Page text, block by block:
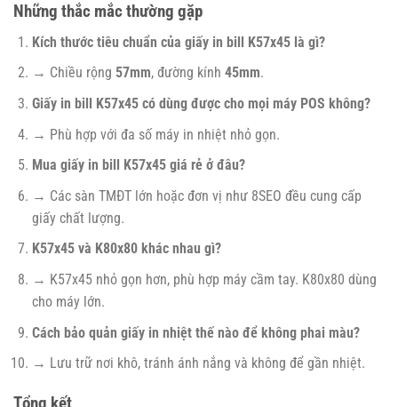
Những thắc mắc thường gặp
Kích thước tiêu chuẩn của giấy in bill K57x45 là gì?
→ Chiều rộng 57mm, đường kính 45mm.
Giấy in bill K57x45 có dùng được cho mọi máy POS không?
→ Phù hợp với đa số máy in nhiệt nhỏ gọn.
Mua giấy in bill K57x45 giá rẻ ở đâu?
→ Các sàn TMĐT lớn hoặc đơn vị như 8SEO đều cung cấp
giấy chất lượng.
K57x45 và K80x80 khác nhau gì?
→ K57x45 nhỏ gọn hơn, phù hợp máy cầm tay. K80x80 dùng
cho máy lớn.
Cách bảo quản giấy in nhiệt thế nào để không phai màu?
→ Lưu trữ nơi khô, tránh ánh nắng và không để gần nhiệt.